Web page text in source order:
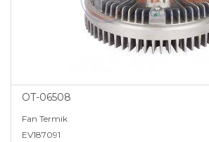
OT-06508
Fan Termik
EV187091